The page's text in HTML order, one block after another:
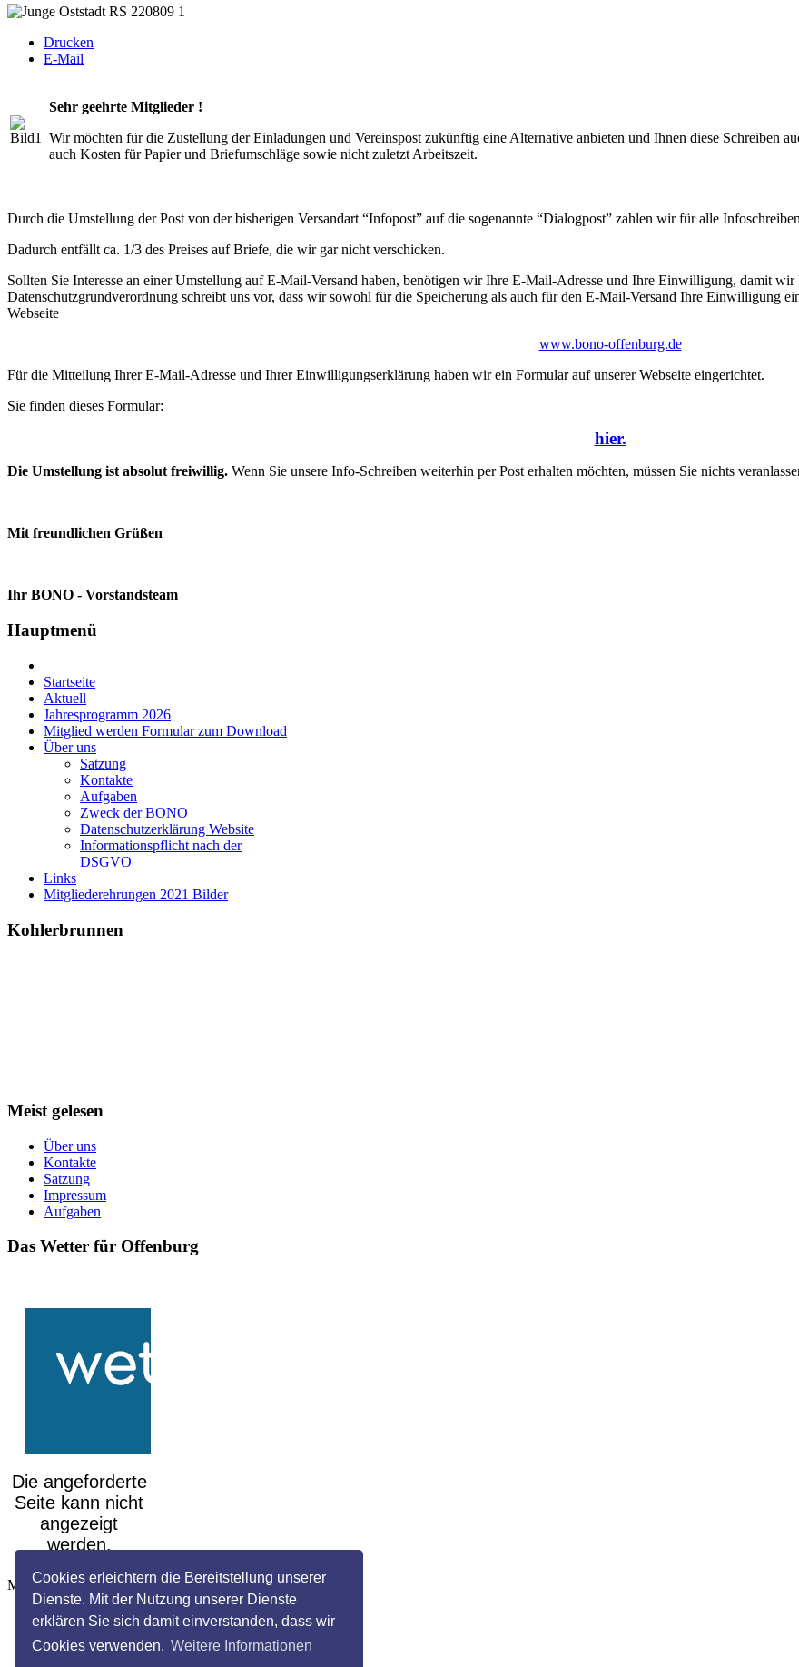
Cookies erleichtern die Bereitstellung unserer
Dienste. Mit der Nutzung unserer Dienste
erklären Sie sich damit einverstanden, dass wir
Cookies verwenden. Weitere Informationen
Drucken
E-Mail
Sehr geehrte Mitglieder !
Wir möchten für die Zustellung der Einladungen und Vereinspost zukünftig eine Alternative anbieten und Ihnen diese Schreiben
auch Kosten für Papier und Briefumschläge sowie nicht zuletzt Arbeitszeit.
Durch die Umstellung der Post von der bisherigen Versandart “Infopost” auf die sogenannte “Dialogpost” zahlen wir für alle
Dadurch entfällt ca. 1/3 des Preises auf Briefe, die wir gar nicht verschicken.
Sollten Sie Interesse an einer Umstellung auf E-Mail-Versand haben, benötigen wir Ihre E-Mail-Adresse und Ihre Einwilligung, damit
Datenschutzgrundverordnung schreibt uns vor, dass wir sowohl für die Speicherung als auch für den E-Mail-Versand Ihre Einwilligung
Webseite
www.bono-offenburg.de
Für die Mitteilung Ihrer E-Mail-Adresse und Ihrer Einwilligungserklärung haben wir ein Formular auf unserer Webseite eingerichtet.
Sie finden dieses Formular:
hier.
Die Umstellung ist absolut freiwillig. Wenn Sie unsere Info-Schreiben weiterhin per Post erhalten möchten, müssen Sie nichts
Mit freundlichen Grüßen
Ihr BONO - Vorstandsteam
Hauptmenü
Startseite
Aktuell
Jahresprogramm 2026
Mitglied werden Formular zum Download
Über uns
Satzung
Kontakte
Aufgaben
Zweck der BONO
Datenschutzerklärung Website
Informationspflicht nach der
DSGVO
Links
Mitgliederehrungen 2021 Bilder
Kohlerbrunnen
Meist gelesen
Über uns
Kontakte
Satzung
Impressum
Aufgaben
Das Wetter für Offenburg
Mehr aufwetteronline.de